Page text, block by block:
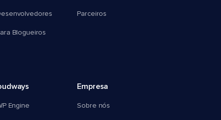
Blogueiros
Parceiros
Engine
Empresa
Sobre nós